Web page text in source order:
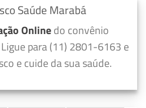
Saúde Marabá
Onlinedo convênio
para (11) 2801-6163 e
e cuide da sua saúde.